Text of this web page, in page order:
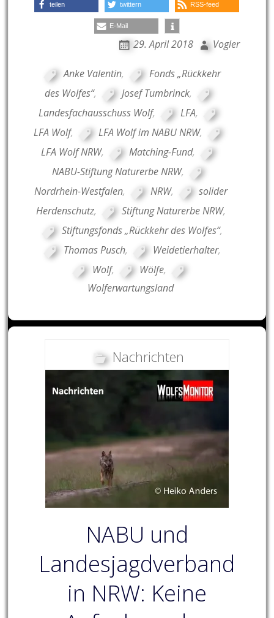
teilen twittern RSS-feed
E-Mail
29. April 2018 Vogler
Anke Valentin,
Fonds „Rückkehr
des Wolfes“, Josef Tumbrinck,
Landesfachausschuss Wolf, LFA,
LFA Wolf, LFA Wolf im NABU NRW,
LFA Wolf NRW, Matching-Fund,
NABU-Stiftung Naturerbe NRW,
Nordrhein-Westfalen, NRW,
solider
Herdenschutz, Stiftung Naturerbe NRW,
Stiftungsfonds „Rückkehr des Wolfes“,
Thomas Pusch, Weidetierhalter,
Wolf, Wölfe,
Wolferwartungsland
Nachrichten
NABU und
Landesjagdverband
in NRW: Keine